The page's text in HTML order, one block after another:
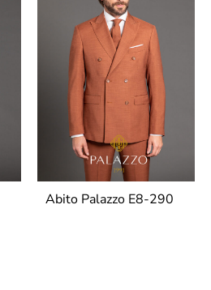
Abito Palazzo E8-290